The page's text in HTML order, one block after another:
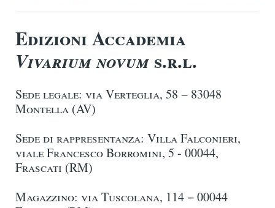
Edizioni Accademia
Vivarium novum s.r.l.
Sede legale: via Verteglia, 58 − 83048
Montella (AV)
Sede di rappresentanza: Villa Falconieri,
viale Francesco Borromini, 5 - 00044,
Frascati (RM)
Magazzino: via Tuscolana, 114 − 00044